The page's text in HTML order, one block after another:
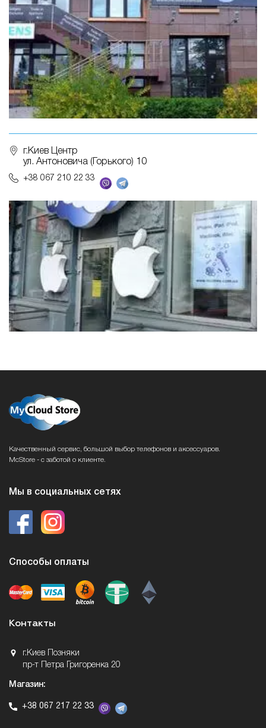
г.Киев Центр
ул. Антоновича (Горького) 10
+38 067 210 22 33
Качественный сервис, большой выбор телефонов и аксессуаров.
McStore - с заботой о клиенте.
Мы в социальных сетях
Способы оплаты
Контакты
г.Киев Позняки
пр-т Петра Григоренка 20
Магазин:
+38 067 217 22 33